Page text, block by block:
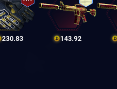
230.83 143.92